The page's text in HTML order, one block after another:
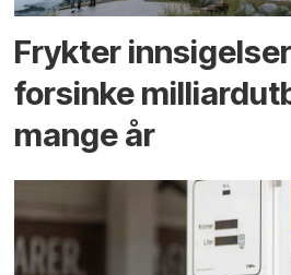
Frykter
forsinke
mange år